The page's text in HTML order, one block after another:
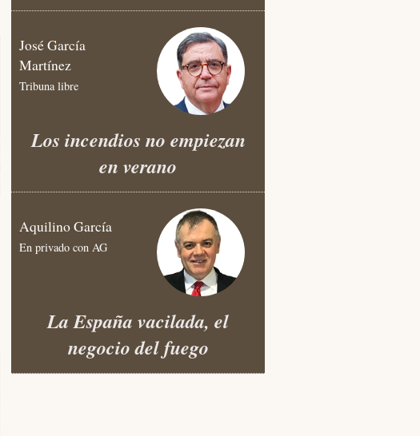
José García
Martínez
Tribuna libre
Los incendios no empiezan
en verano
Aquilino García
En privado con AG
La España vacilada, el
negocio del fuego